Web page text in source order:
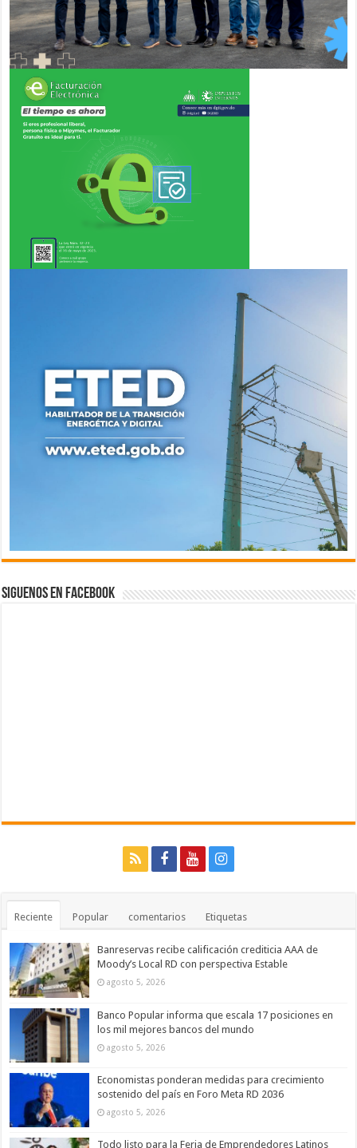
Siguenos en Facebook
Reciente Popular comentarios Etiquetas
Banreservas recibe calificación crediticia AAA de
Moody’s Local RD con perspectiva Estable
agosto 5, 2026
Banco Popular informa que escala 17 posiciones en
los mil mejores bancos del mundo
agosto 5, 2026
Economistas ponderan medidas para crecimiento
sostenido del país en Foro Meta RD 2036
agosto 5, 2026
Todo listo para la Feria de Emprendedores Latinos